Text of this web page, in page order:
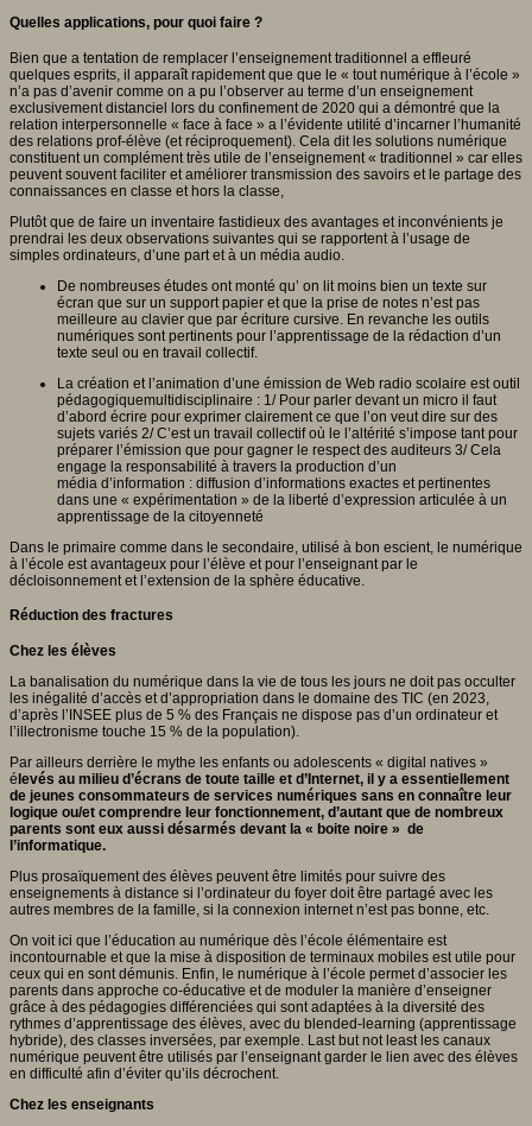
Quelles applications, pour quoi faire ?
Bien que a tentation de remplacer l’enseignement traditionnel a effleuré
quelques esprits, il apparaît rapidement que que le « tout numérique à l’école »
n’a pas d’avenir comme on a pu l’observer au terme d’un enseignement
exclusivement distanciel lors du confinement de 2020 qui a démontré que la
relation interpersonnelle « face à face » a l’évidente utilité d’incarner l’humanité
des relations prof-élève (et réciproquement). Cela dit les solutions numérique
constituent un complément très utile de l’enseignement « traditionnel » car elles
peuvent souvent faciliter et améliorer transmission des savoirs et le partage des
connaissances en classe et hors la classe,
Plutôt que de faire un inventaire fastidieux des avantages et inconvénients je
prendrai les deux observations suivantes qui se rapportent à l’usage de
simples ordinateurs, d’une part et à un média audio.
De nombreuses études ont monté qu’ on lit moins bien un texte sur
écran que sur un support papier et que la prise de notes n’est pas
meilleure au clavier que par écriture cursive. En revanche les outils
numériques sont pertinents pour l’apprentissage de la rédaction d’un
texte seul ou en travail collectif.
La création et l’animation d’une émission de Web radio scolaire est outil
pédagogiquemultidisciplinaire : 1/ Pour parler devant un micro il faut
d’abord écrire pour exprimer clairement ce que l’on veut dire sur des
sujets variés 2/ C’est un travail collectif où le l’altérité s’impose tant pour
préparer l’émission que pour gagner le respect des auditeurs 3/ Cela
engage la responsabilité à travers la production d’un
média d’information : diffusion d’informations exactes et pertinentes
dans une « expérimentation » de la liberté d’expression articulée à un
apprentissage de la citoyenneté
Dans le primaire comme dans le secondaire, utilisé à bon escient, le numérique
à l’école est avantageux pour l’élève et pour l’enseignant par le
décloisonnement et l’extension de la sphère éducative.
Réduction des fractures
Chez les élèves
La banalisation du numérique dans la vie de tous les jours ne doit pas occulter
les inégalité d’accès et d’appropriation dans le domaine des TIC (en 2023,
d’après l’INSEE plus de 5 % des Français ne dispose pas d’un ordinateur et
l’illectronisme touche 15 % de la population).
Par ailleurs derrière le mythe les enfants ou adolescents « digital natives »
é levés au milieu d’écrans de toute taille et d’Internet, il y a essentiellement
de jeunes consommateurs de services numériques sans en connaître leur
logique ou/et comprendre leur fonctionnement, d’autant que de nombreux
parents sont eux aussi désarmés devant la « boite noire » de
l’informatique.
Plus prosaïquement des élèves peuvent être limités pour suivre des
enseignements à distance si l’ordinateur du foyer doit être partagé avec les
autres membres de la famille, si la connexion internet n’est pas bonne, etc.
On voit ici que l’éducation au numérique dès l’école élémentaire est
incontournable et que la mise à disposition de terminaux mobiles est utile pour
ceux qui en sont démunis. Enfin, le numérique à l’école permet d’associer les
parents dans approche co-éducative et de moduler la manière d’enseigner
grâce à des pédagogies différenciées qui sont adaptées à la diversité des
rythmes d’apprentissage des élèves, avec du blended-learning (apprentissage
hybride), des classes inversées, par exemple. Last but not least les canaux
numérique peuvent être utilisés par l’enseignant garder le lien avec des élèves
en difficulté afin d’éviter qu’ils décrochent.
Chez les enseignants